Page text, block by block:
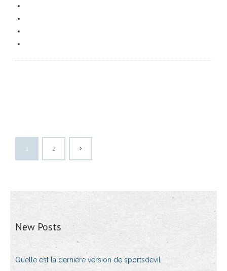
1 2
New Posts
Quelle est la dernière version de sportsdevil